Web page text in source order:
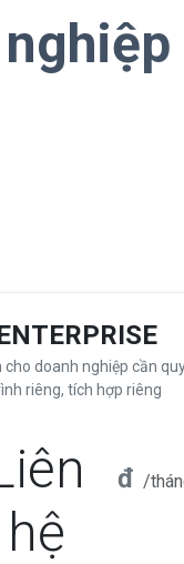
cho doanh nghiệp cần
riêng, tích hợp riêng
hệ
đ /